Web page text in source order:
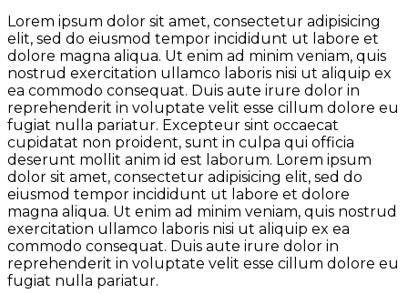
Lorem ipsum dolor sit amet, consectetur adipisicing
elit, sed do eiusmod tempor incididunt ut labore et
dolore magna aliqua. Ut enim ad minim veniam, quis
nostrud exercitation ullamco laboris nisi ut aliquip ex
ea commodo consequat. Duis aute irure dolor in
reprehenderit in voluptate velit esse cillum dolore eu
fugiat nulla pariatur. Excepteur sint occaecat
cupidatat non proident, sunt in culpa qui officia
deserunt mollit anim id est laborum. Lorem ipsum
dolor sit amet, consectetur adipisicing elit, sed do
eiusmod tempor incididunt ut labore et dolore
magna aliqua. Ut enim ad minim veniam, quis nostrud
exercitation ullamco laboris nisi ut aliquip ex ea
commodo consequat. Duis aute irure dolor in
reprehenderit in voluptate velit esse cillum dolore eu
fugiat nulla pariatur.